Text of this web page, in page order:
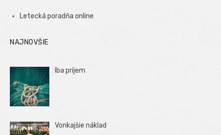
Letecká poradňa online
NAJNOVŠIE
Iba príjem
Vonkajšie náklad